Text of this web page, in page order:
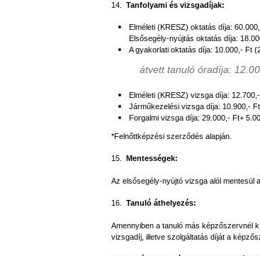
14. Tanfolyami és vizsgadíjak:
Elméleti (KRESZ) oktatás díja:
Elsősegély-nyújtás oktatás díja:
A gyakorlati oktatás díja: 10.000,- Ft
átvett tanuló óradíja:
Elméleti (KRESZ) vizsga díja: 12.700,-
Járműkezelési vizsga díja: 10.900,-
Forgalmi vizsga díja: 29.000,- Ft+
*Felnőttképzési szerződés alapján.
15. Mentességek:
Az elsősegély-nyújtó vizsga alól mentesül
16. Tanuló áthelyezés:
Amennyiben a tanuló más képzőszervnél
vizsgadíj, illetve szolgáltatás díját a